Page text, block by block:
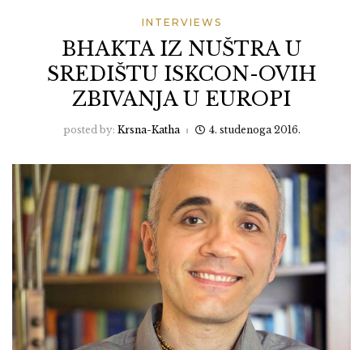
INTERVIEWS
BHAKTA IZ NUŠTRA U
SREDIŠTU ISKCON-OVIH
ZBIVANJA U EUROPI
posted by: Krsna-Katha 4. studenoga 2016.